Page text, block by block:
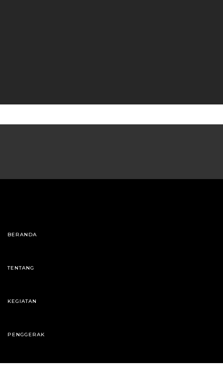
BERANDA
TENTANG
KEGIATAN
PENGGERAK